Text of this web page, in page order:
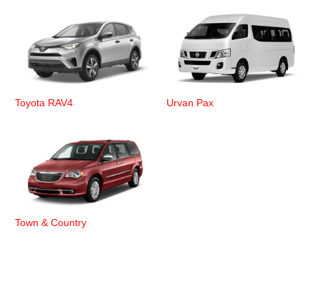
Toyota RAV4 Urvan Pax
Town & Country